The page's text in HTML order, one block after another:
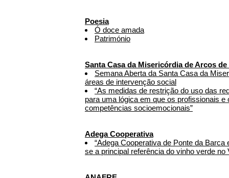
Poesia
Ó doce amada
Património
Santa Casa da Misericórdia de Arcos de
Semana Aberta da Santa Casa da
áreas de intervenção social
“As medidas de restrição do uso das
para uma lógica em que os profissionais e
competências socioemocionais”
Adega Cooperativa
“Adega Cooperativa de Ponte da
se a principal referência do vinho verde no